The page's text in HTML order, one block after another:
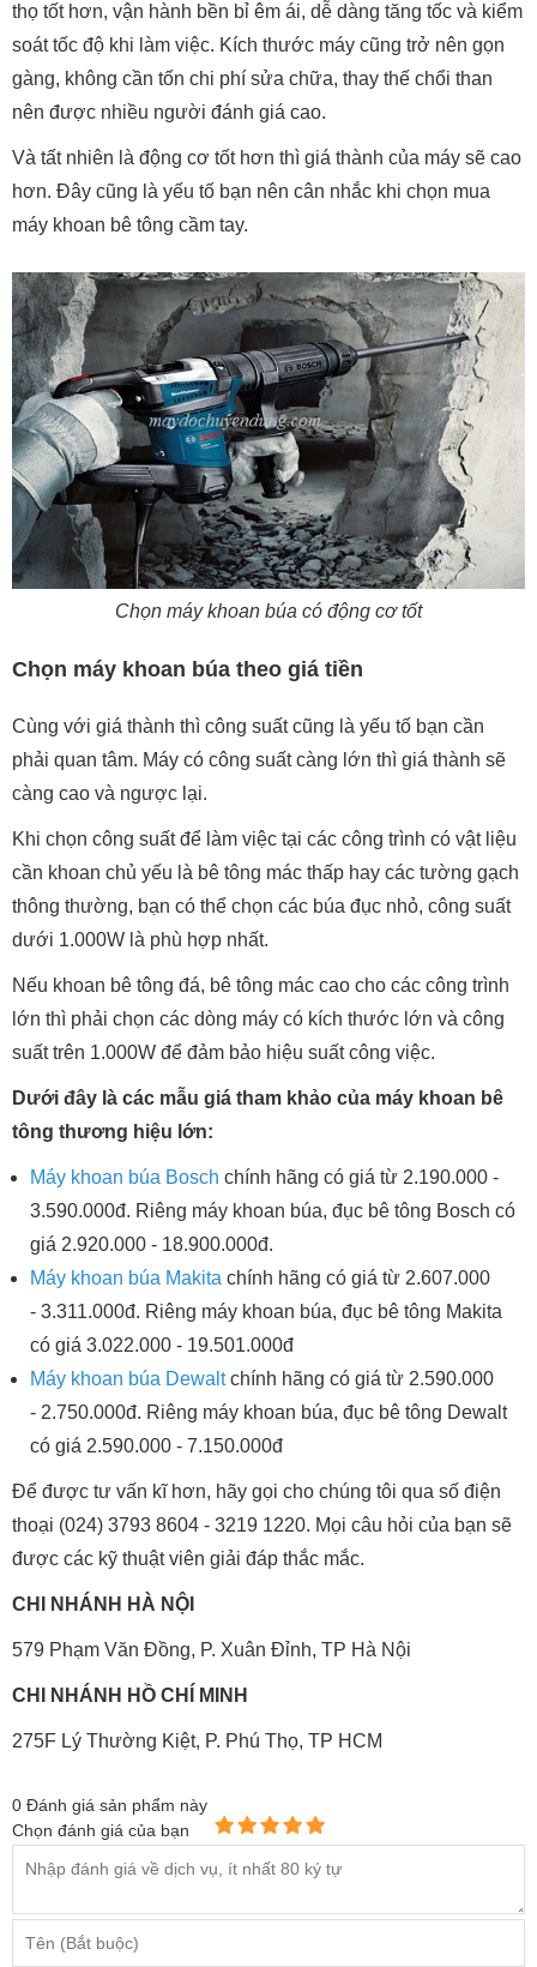
thọ tốt hơn, vận hành bền bỉ êm ái, dễ dàng tăng tốc và kiểm
soát tốc độ khi làm việc. Kích thước máy cũng trở nên gọn
gàng, không cần tốn chi phí sửa chữa, thay thế chổi than
nên được nhiều người đánh giá cao.
Và tất nhiên là động cơ tốt hơn thì giá thành của máy sẽ cao
hơn. Đây cũng là yếu tố bạn nên cân nhắc khi chọn mua
máy khoan bê tông cầm tay.
Chọn máy khoan búa có động cơ tốt
Chọn máy khoan búa theo giá tiền
Cùng với giá thành thì công suất cũng là yếu tố bạn cần
phải quan tâm. Máy có công suất càng lớn thì giá thành sẽ
càng cao và ngược lại.
Khi chọn công suất để làm việc tại các công trình có vật liệu
cần khoan chủ yếu là bê tông mác thấp hay các tường gạch
thông thường, bạn có thể chọn các búa đục nhỏ, công suất
dưới 1.000W là phù hợp nhất.
Nếu khoan bê tông đá, bê tông mác cao cho các công trình
lớn thì phải chọn các dòng máy có kích thước lớn và công
suất trên 1.000W để đảm bảo hiệu suất công việc.
Dưới đây là các mẫu giá tham khảo của máy khoan bê
tông thương hiệu lớn:
Máy khoan búa Bosch chính hãng có giá từ 2.190.000 -
3.590.000đ. Riêng máy khoan búa, đục bê tông Bosch có
giá 2.920.000 - 18.900.000đ.
Máy khoan búa Makita chính hãng có giá từ 2.607.000
- 3.311.000đ. Riêng máy khoan búa, đục bê tông Makita
có giá 3.022.000 - 19.501.000đ
Máy khoan búa Dewaltchính hãng có giá từ 2.590.000
- 2.750.000đ. Riêng máy khoan búa, đục bê tông Dewalt
có giá 2.590.000 - 7.150.000đ
Để được tư vấn kĩ hơn, hãy gọi cho chúng tôi qua số điện
thoại (024) 3793 8604 - 3219 1220. Mọi câu hỏi của bạn sẽ
được các kỹ thuật viên giải đáp thắc mắc.
CHI NHÁNH HÀ NỘI
579 Phạm Văn Đồng, P. Xuân Đỉnh, TP Hà Nội
CHI NHÁNH HỒ CHÍ MINH
275F Lý Thường Kiệt, P. Phú Thọ, TP HCM
0 Đánh giá sản phẩm này
Chọn đánh giá của bạn